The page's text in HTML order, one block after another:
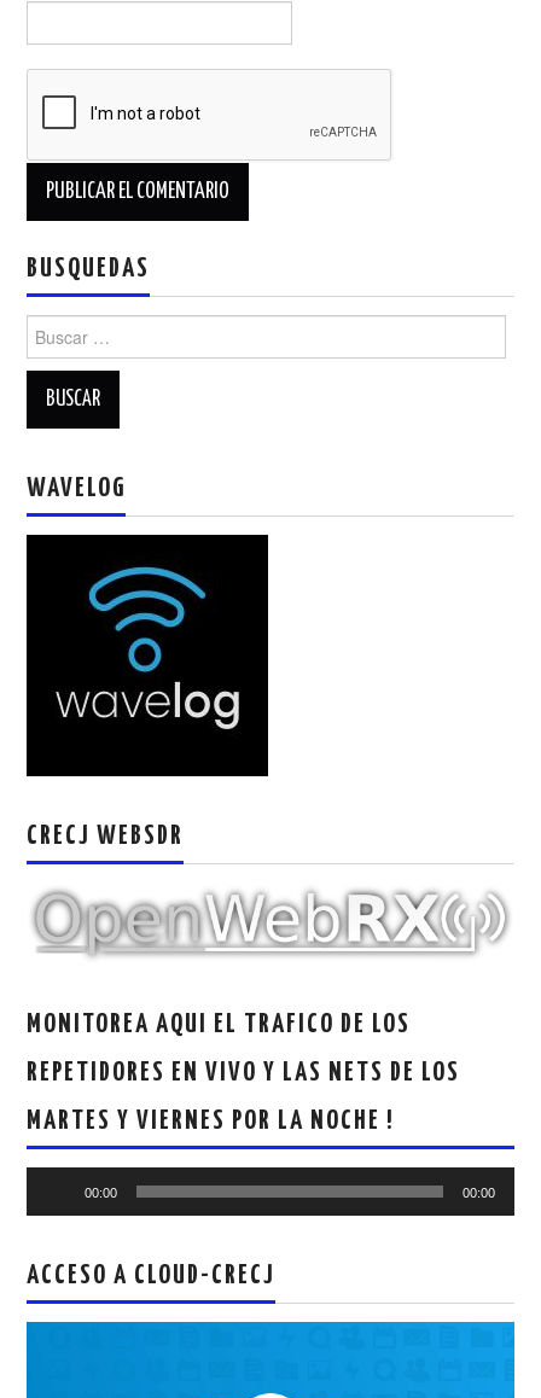
BUSQUEDAS
WAVELOG
CRECJ WEBSDR
MONITOREA AQUI EL TRAFICO DE LOS
REPETIDORES EN VIVO Y LAS NETS DE LOS
MARTES Y VIERNES POR LA NOCHE !
00:00 00:00
ACCESO A CLOUD-CRECJ